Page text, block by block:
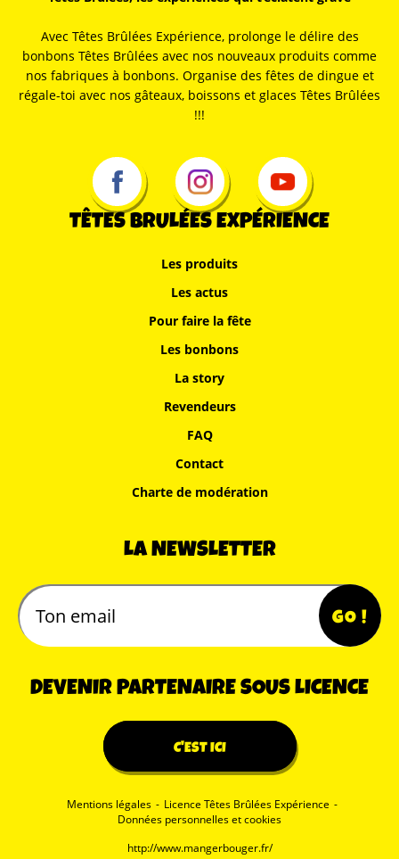
Avec Têtes Brûlées Expérience, prolonge le délire des
bonbons Têtes Brûlées avec nos nouveaux produits comme
nos fabriques à bonbons. Organise des fêtes de dingue et
régale-toi avec nos gâteaux, boissons et glaces Têtes Brûlées
!!!
TÊTES BRULÉES EXPÉRIENCE
Les produits
Les actus
Pour faire la fête
Les bonbons
La story
Revendeurs
FAQ
Contact
Charte de modération
LA NEWSLETTER
DEVENIR PARTENAIRE SOUS LICENCE
C'EST ICI
Mentions légales - Licence Têtes Brûlées Expérience -
Données personnelles et cookies
http://www.mangerbouger.fr/